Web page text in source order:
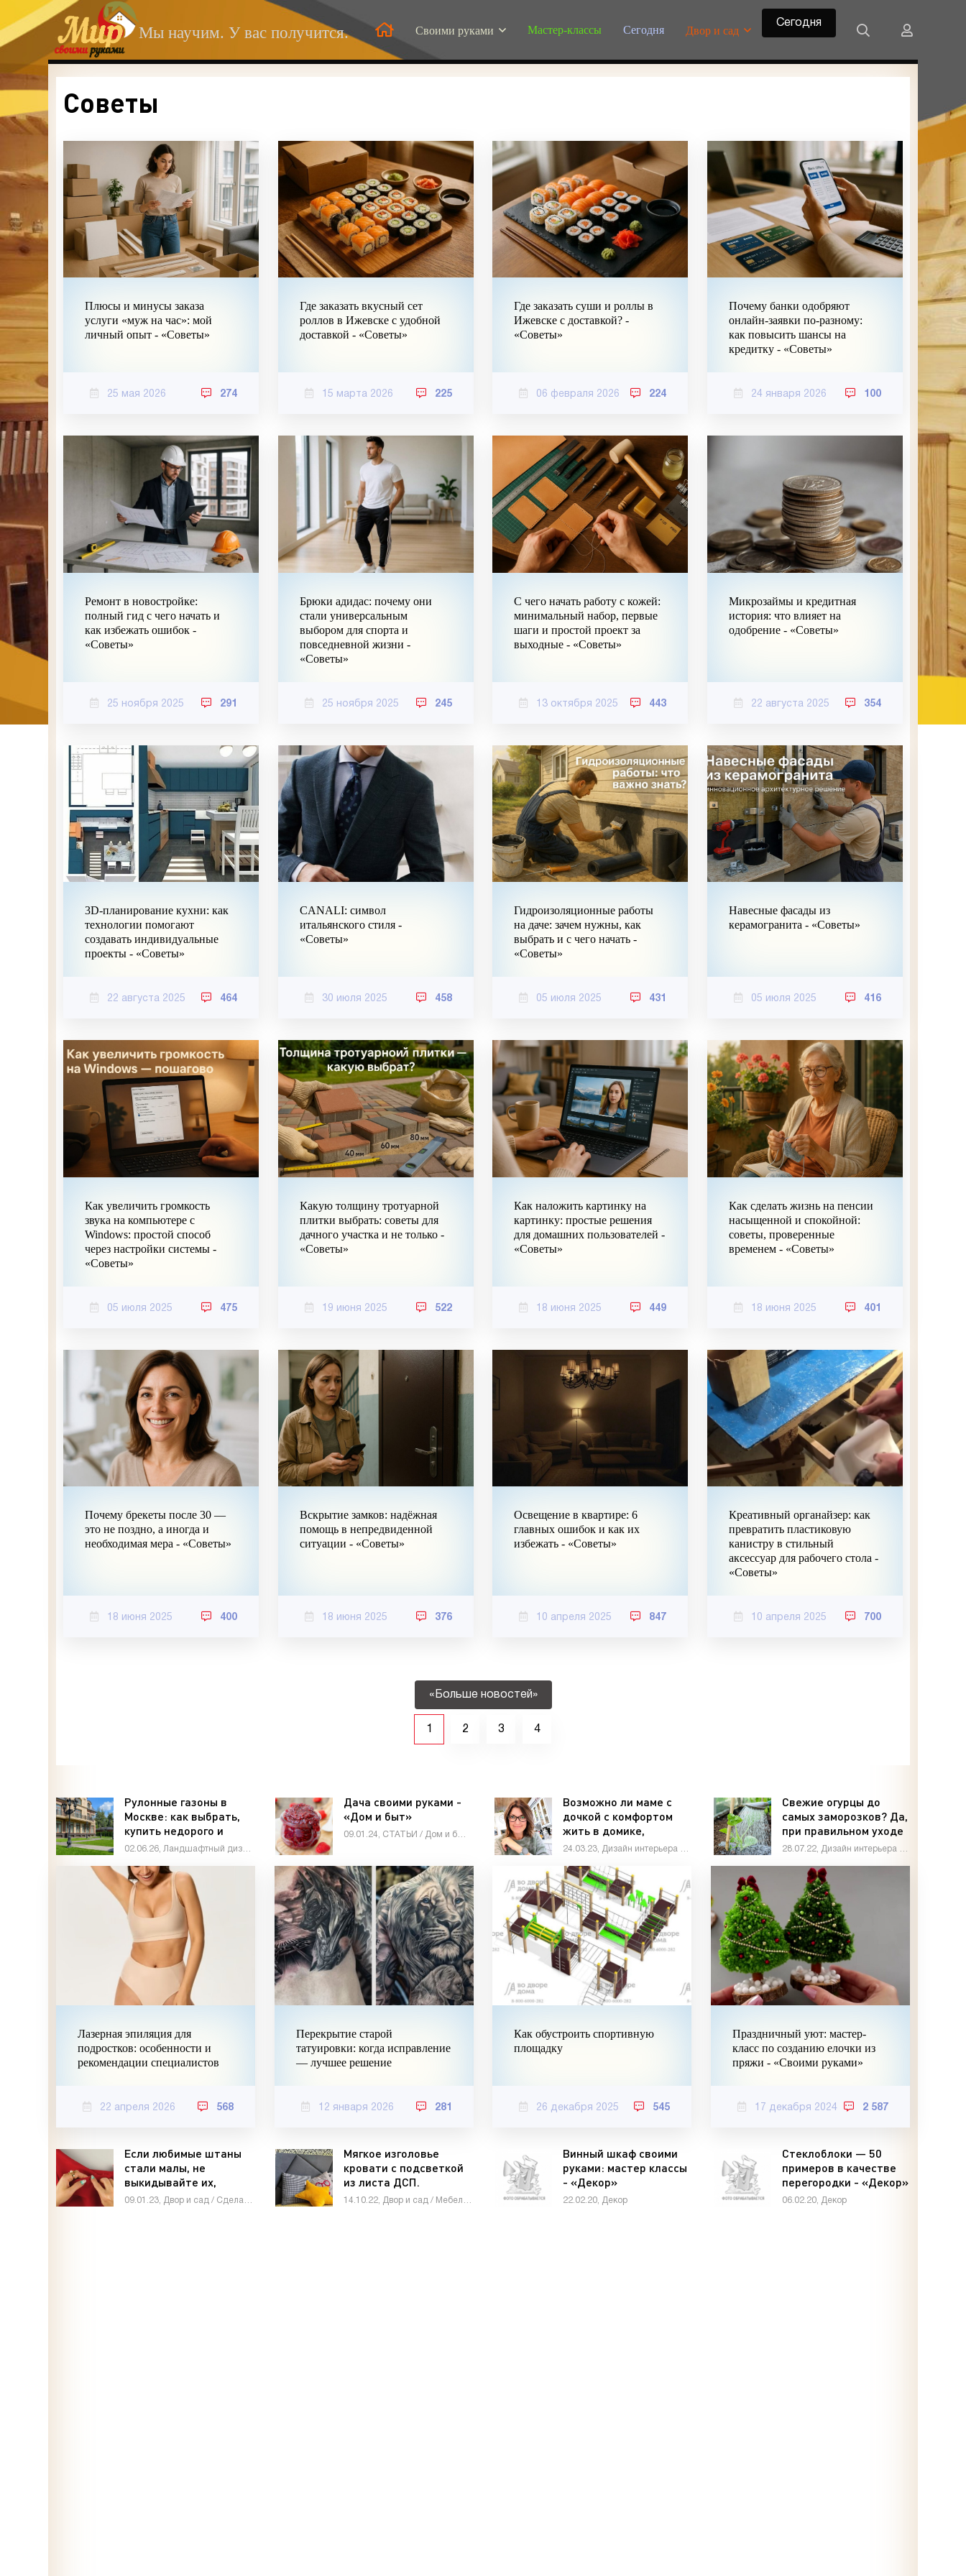
Мы научим. У вас получится. Своими руками Мастер-классы Сегодня Двор и сад
Сегодня
Советы
Плюсы и минусы заказа
услуги «муж на час»: мой
личный опыт - «Советы»
25 мая 2026 274
Где заказать вкусный сет
роллов в Ижевске с удобной
доставкой - «Советы»
15 марта 2026 225
Где заказать суши и роллы в
Ижевске с доставкой? -
«Советы»
06 февраля 2026 224
Почему банки одобряют
онлайн-заявки по-разному:
как повысить шансы на
кредитку - «Советы»
24 января 2026 100
Ремонт в новостройке:
полный гид с чего начать и
как избежать ошибок -
«Советы»
25 ноября 2025 291
Брюки адидас: почему они
стали универсальным
выбором для спорта и
повседневной жизни -
«Советы»
25 ноября 2025 245
С чего начать работу с кожей:
минимальный набор, первые
шаги и простой проект за
выходные - «Советы»
13 октября 2025 443
Микрозаймы и кредитная
история: что влияет на
одобрение - «Советы»
22 августа 2025 354
3D-планирование кухни: как
технологии помогают
создавать индивидуальные
проекты - «Советы»
22 августа 2025 464
CANALI: символ
итальянского стиля -
«Советы»
30 июля 2025 458
Гидроизоляционные работы
на даче: зачем нужны, как
выбрать и с чего начать -
«Советы»
05 июля 2025 431
Навесные фасады из
керамогранита - «Советы»
05 июля 2025 416
Как увеличить громкость
звука на компьютере с
Windows: простой способ
через настройки системы -
«Советы»
05 июля 2025 475
Какую толщину тротуарной
плитки выбрать: советы для
дачного участка и не только -
«Советы»
19 июня 2025 522
Как наложить картинку на
картинку: простые решения
для домашних пользователей -
«Советы»
18 июня 2025 449
Как сделать жизнь на пенсии
насыщенной и спокойной:
советы, проверенные
временем - «Советы»
18 июня 2025 401
Почему брекеты после 30 —
это не поздно, а иногда и
необходимая мера - «Советы»
18 июня 2025 400
Вскрытие замков: надёжная
помощь в непредвиденной
ситуации - «Советы»
18 июня 2025 376
Освещение в квартире: 6
главных ошибок и как их
избежать - «Советы»
10 апреля 2025 847
Креативный органайзер: как
превратить пластиковую
канистру в стильный
аксессуар для рабочего стола -
«Советы»
10 апреля 2025 700
«Больше новостей»
1 2 3 4
Рулонные газоны в
Москве: как выбрать,
купить недорого и
получить идеальный
Дача своими руками -
«Дом и быт»
Возможно ли маме с
дочкой с комфортом
жить в домике,
оборудованном в
- «Своими руками»
Свежие огурцы до
самых заморозков? Да,
при правильном уходе
это возможно! - «Дом и
Лазерная эпиляция для
подростков: особенности и
рекомендации специалистов
22 апреля 2026 568
Перекрытие старой
татуировки: когда исправление
— лучшее решение
12 января 2026 281
Как обустроить спортивную
площадку
26 декабря 2025 545
Праздничный уют: мастер-
класс по созданию елочки из
пряжи - «Своими руками»
17 декабря 2024 2 587
Если любимые штаны
стали малы, не
выкидывайте их,
проблема решается на
Мягкое изголовье
кровати с подсветкой
из листа ДСП.
Делается на раз-два -
Винный шкаф своими
руками: мастер классы
- «Декор»
22.02.20, Декор
Стеклоблоки — 50
примеров в качестве
перегородки - «Декор»
06.02.20, Декор